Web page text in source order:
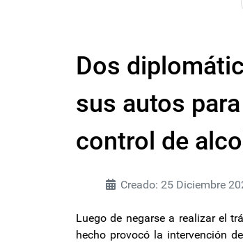
Dos
sus autos
control de
Creado: 25 Diciembre
Luego de negarse a realizar el
hecho provocó la intervención